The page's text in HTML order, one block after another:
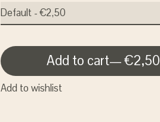
Add to cart — €2,50
Add to wishlist